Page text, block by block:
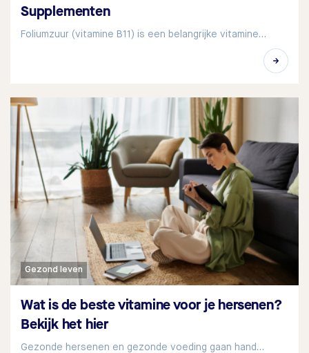
Supplementen
Foliumzuur (vitamine B11) is een belangrijke vitamine…
Gezond leven
Wat is de beste vitamine voor je hersenen?
Bekijk het hier
Gezonde hersenen en gezonde voeding gaan hand…